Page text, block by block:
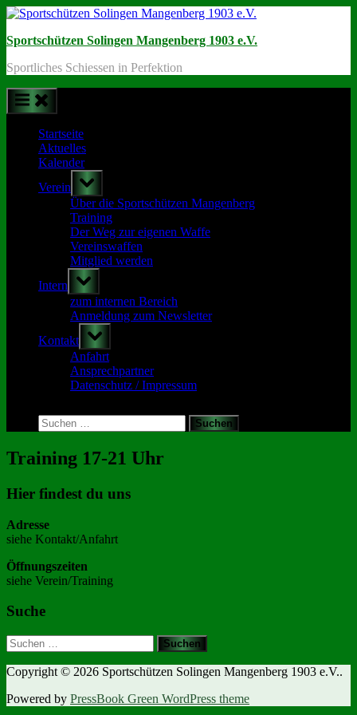
Skip
content
Sportschützen Solingen Mangenberg 1903 e.V.
Sportliches Schiessen in Perfektion
Startseite
Aktuelles
Kalender
Verein
Toggle
sub-
menu
Über die Sportschützen Mangenberg
Training
Der Weg zur eigenen Waffe
Vereinswaffen
Mitglied werden
Intern
Toggle
sub-
menu
zum internen Bereich
Anmeldung zum Newsletter
Kontakt
Toggle
sub-
menu
Anfahrt
Ansprechpartner
Datenschutz / Impressum
search
form
Suchen
nach:
Training 17-21 Uhr
Hier findest du uns
Adresse
siehe Kontakt/Anfahrt
Öffnungszeiten
siehe Verein/Training
Suche
Suchen
nach:
Copyright © 2026 Sportschützen Solingen Mangenberg 1903 e.V..
Powered by PressBook Green WordPress theme